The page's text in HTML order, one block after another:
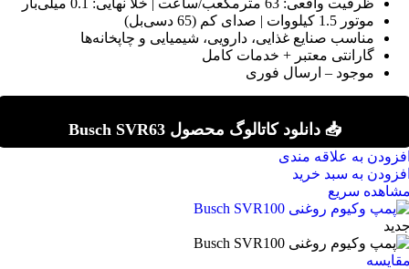
ظرفیت واقعی: 63 مترمکعب/ساعت | خلأ نهایی: 0.1 میلی‌بار
موتور 1.5 کیلووات | صدای کم (65 دسی‌بل)
مناسب صنایع غذایی، دارویی، شیمیایی و چاپخانه‌ها
گارانتی معتبر + خدمات کامل
موجود – ارسال فوری
📥 دانلود کاتالوگ محصول Busch SVR63
به علاقه مندی
به سبد خرید
سریع